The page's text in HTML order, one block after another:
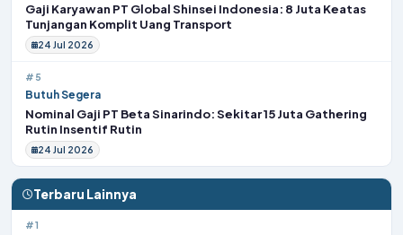
Gaji Karyawan PT Global Shinsei Indonesia: 8 Juta Keatas
Tunjangan Komplit Uang Transport
24 Jul 2026
#5
Butuh Segera
Nominal Gaji PT Beta Sinarindo: Sekitar 15 Juta Gathering
Rutin Insentif Rutin
24 Jul 2026
Terbaru Lainnya
#1